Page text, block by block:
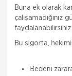
Buna ek olarak
çalışamadığınız
faydalanabilirsiniz.
Bu sigorta,
Bedeni